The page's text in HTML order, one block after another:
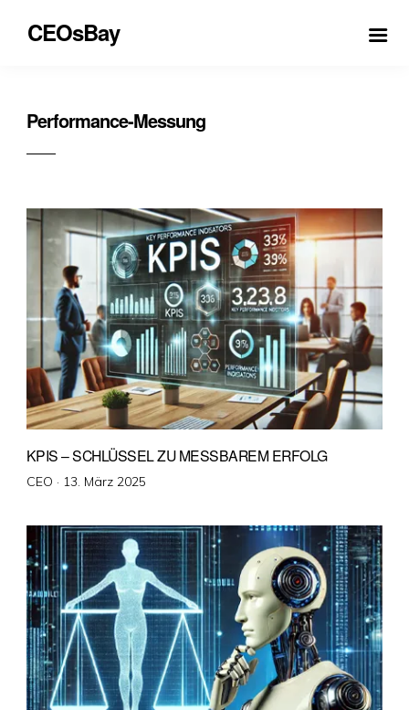
CEOsBay
Performance-Messung
KPIS – SCHLÜSSEL ZU MESSBAREM ERFOLG
CEO · Veröffentlicht
13. März 2025